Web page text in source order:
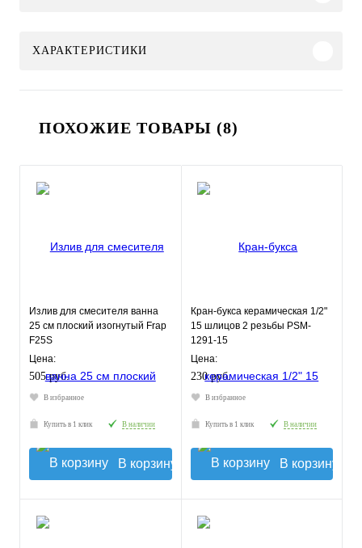
ХАРАКТЕРИСТИКИ
ПОХОЖИЕ ТОВАРЫ (8)
Излив для смесителя ванна
25 см плоский изогнутый Frap
F25S
Цена:
505 руб.
В избранное
Купить в 1 клик В наличии
В корзину
Кран-букса керамическая 1/2"
15 шлицов 2 резьбы PSM-
1291-15
Цена:
230 руб.
В избранное
Купить в 1 клик В наличии
В корзину